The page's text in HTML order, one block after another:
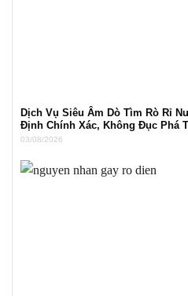
Dịch Vụ Siêu Âm Dò Tìm Rò Rỉ
Định Chính Xác, Không Đục Phá
03/08/2026